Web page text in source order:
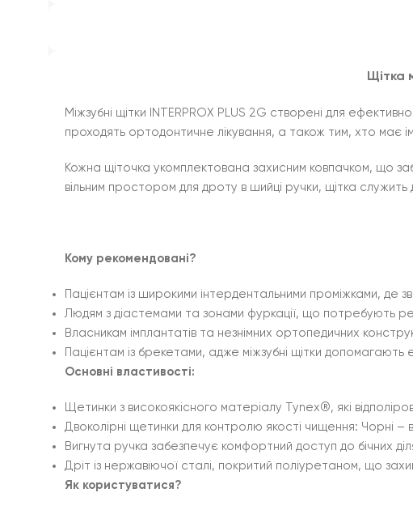
Щітка
Міжзубні щітки INTERPROX PLUS 2G створені для
проходять ортодонтичне лікування, а також тим, хто має
Кожна щіточка укомплектована захисним ковпачком, що
вільним простором для дроту в шийці ручки, щітка
Кому рекомендовані?
Пацієнтам із широкими інтердентальними проміжками, де
Людям з діастемами та зонами фуркації, що потребують
Власникам імплантатів та незнімних ортопедичних
Пацієнтам із брекетами, адже міжзубні щітки
Основні властивості:
Щетинки з високоякісного матеріалу Tynex®, які
Двоколірні щетинки для контролю якості чищення: Чорні –
Вигнута ручка забезпечує комфортний доступ до бічних
Дріт із нержавіючої сталі, покритий поліуретаном, що
Як користуватися?